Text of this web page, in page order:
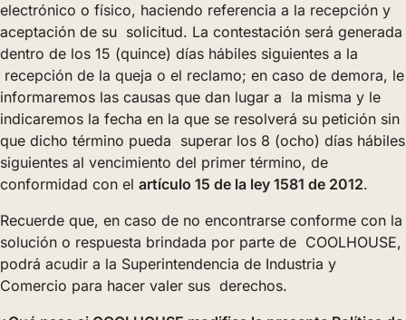
electrónico o físico, haciendo referencia a la recepción y
aceptación de su solicitud. La contestación será generada
dentro de los 15 (quince) días hábiles siguientes a la
recepción de la queja o el reclamo; en caso de demora, le
informaremos las causas que dan lugar a la misma y le
indicaremos la fecha en la que se resolverá su petición sin
que dicho término pueda superar los 8 (ocho) días hábiles
siguientes al vencimiento del primer término, de
conformidad con el artículo 15 de la ley 1581 de 2012.
Recuerde que, en caso de no encontrarse conforme con la
solución o respuesta brindada por parte de COOLHOUSE,
podrá acudir a la Superintendencia de Industria y
Comercio para hacer valer sus derechos.